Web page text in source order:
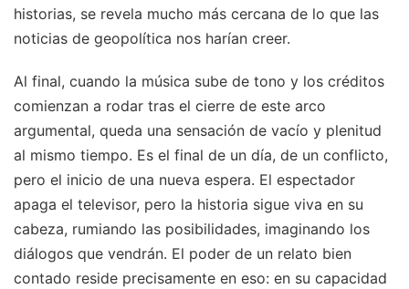
historias, se revela mucho más cercana de lo que las
noticias de geopolítica nos harían creer.
Al final, cuando la música sube de tono y los créditos
comienzan a rodar tras el cierre de este arco
argumental, queda una sensación de vacío y plenitud
al mismo tiempo. Es el final de un día, de un conflicto,
pero el inicio de una nueva espera. El espectador
apaga el televisor, pero la historia sigue viva en su
cabeza, rumiando las posibilidades, imaginando los
diálogos que vendrán. El poder de un relato bien
contado reside precisamente en eso: en su capacidad